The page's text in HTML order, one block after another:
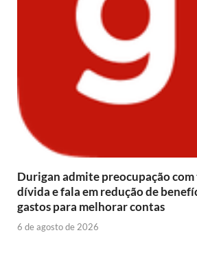
Durigan admite preocupação
dívida e fala em redução de
gastos para melhorar contas
6 de agosto de 2026